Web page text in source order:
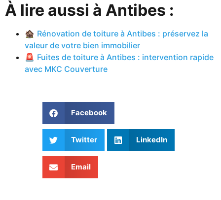
À lire aussi à Antibes :
🏚️ Rénovation de toiture à Antibes : préservez la
valeur de votre bien immobilier
🚨 Fuites de toiture à Antibes : intervention rapide
avec MKC Couverture
Facebook
Twitter LinkedIn
Email